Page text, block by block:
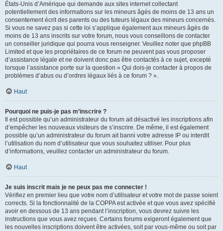
États-Unis d’Amérique qui demande aux sites internet collectant
potentiellement des informations sur les mineurs âgés de moins de 13 ans un
consentement écrit des parents ou des tuteurs légaux des mineurs concernés.
Si vous ne savez pas si cette loi s’applique également aux mineurs âgés de
moins de 13 ans inscrits sur votre forum, nous vous conseillons de contacter
un conseiller juridique qui pourra vous renseigner. Veuillez noter que phpBB
Limited et que les propriétaires de ce forum ne peuvent pas vous proposer
d’assistance légale et ne doivent donc pas être contactés à ce sujet, excepté
lorsque l’assistance porte sur la question « Qui dois-je contacter à propos de
problèmes d’abus ou d’ordres légaux liés à ce forum ? ».
Haut
Pourquoi ne puis-je pas m’inscrire ?
Il est possible qu’un administrateur du forum ait désactivé les inscriptions afin
d’empêcher les nouveaux visiteurs de s’inscrire. De même, il est également
possible qu’un administrateur du forum ait banni votre adresse IP ou interdit
l’utilisation du nom d’utilisateur que vous souhaitez utiliser. Pour plus
d’informations, veuillez contacter un administrateur du forum.
Haut
Je suis inscrit mais je ne peux pas me connecter !
Vérifiez en premier lieu que votre nom d’utilisateur et votre mot de passe soient
corrects. Si la fonctionnalité de la COPPA est activée et que vous avez spécifié
avoir en dessous de 13 ans pendant l’inscription, vous devrez suivre les
instructions que vous avez reçues. Certains forums exigeront également que
les nouvelles inscriptions doivent être activées, soit par vous-même ou soit par